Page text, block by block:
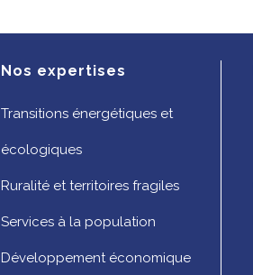
Nos expertises
Transitions énergétiques et
écologiques
Ruralité et territoires fragiles
Services à la population
Développement économique